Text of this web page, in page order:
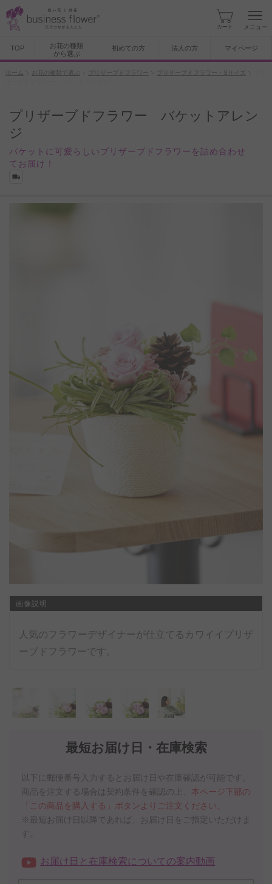
カート メニュー
TOP
お花の種類
から選ぶ
初めての方 法人の方 マイページ
ホーム お花の種類で選ぶ プリザーブドフラワー プリザーブドフラワー・Sサイズ
プリザーブドフラワー バケットアレン
ジ
バケットに可愛らしいプリザーブドフラワーを詰め合わせ
てお届け！
最短お届け日・在庫検索
以下に郵便番号入力するとお届け日や在庫確認が可能です。
商品を注文する場合は契約条件を確認の上、 本ページ下部の
「この商品を購入する」ボタンよりご注文ください。
※最短お届け日以降であれば、お届け日をご指定いただけま
す。
お届け日と在庫検索についての案内動画
画像説明
人気のフラワーデザイナーが仕立てるカワイイプリザ
ーブドフラワーです。